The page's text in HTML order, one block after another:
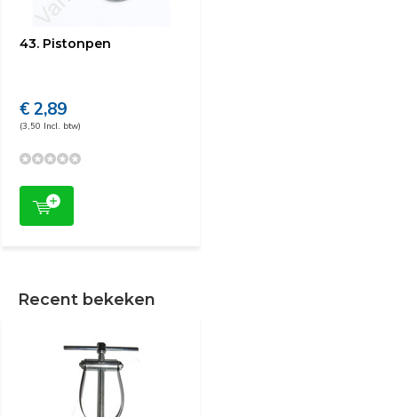
43. Pistonpen
€ 2,89
(3,50 Incl. btw)
Recent bekeken